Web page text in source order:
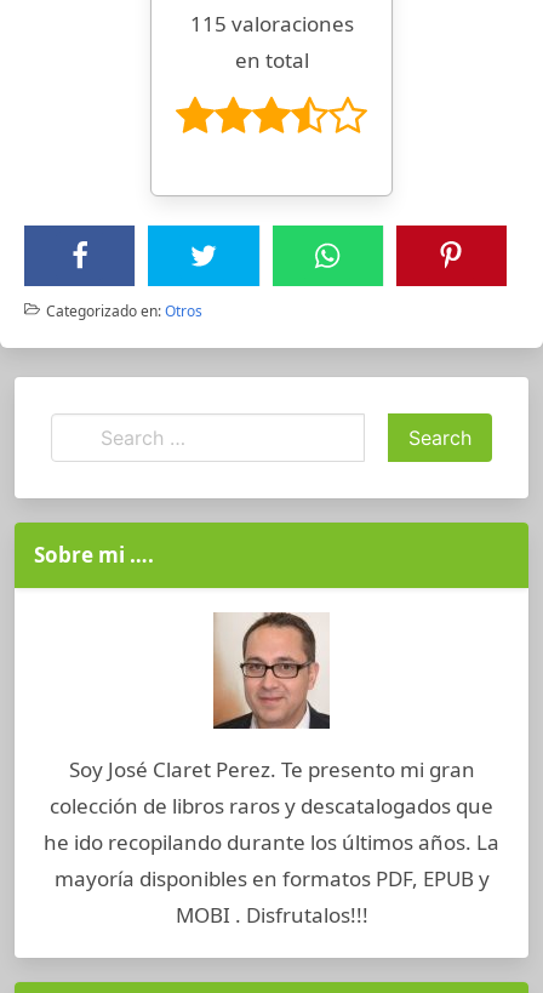
115 valoraciones
en total
Categorizado en:Otros
Sobre mi ….
Soy José Claret Perez. Te presento mi gran
colección de libros raros y descatalogados que
he ido recopilando durante los últimos años. La
mayoría disponibles en formatos PDF, EPUB y
MOBI . Disfrutalos!!!